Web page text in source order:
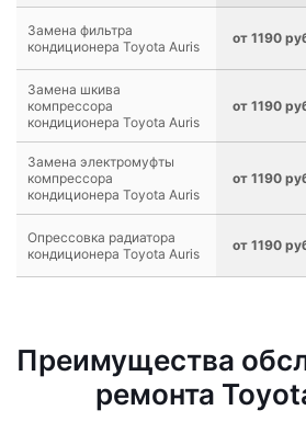
Замена фильтра
кондиционера Toyota Auris
от 1190
Замена шкива
компрессора
кондиционера Toyota Auris
от 1190
Замена электромуфты
компрессора
кондиционера Toyota Auris
от 1190
Опрессовка радиатора
кондиционера Toyota Auris
от 1190
Преимущества
ремонта